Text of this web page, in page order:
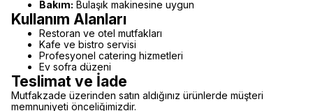
Bakım: Bulaşık makinesine uygun
Kullanım Alanları
Restoran ve otel mutfakları
Kafe ve bistro servisi
Profesyonel catering hizmetleri
Ev sofra düzeni
Teslimat ve İade
Mutfakzade üzerinden satın aldığınız ürünlerde müşteri
memnuniyeti önceliğimizdir.